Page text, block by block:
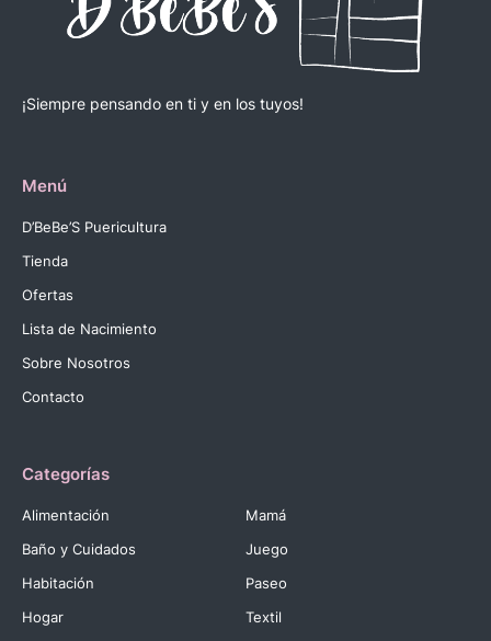
¡Siempre pensando en ti y en los tuyos!
Menú
D’BeBe’S Puericultura
Tienda
Ofertas
Lista de Nacimiento
Sobre Nosotros
Contacto
Categorías
Alimentación
Baño y Cuidados
Habitación
Hogar
Mamá
Juego
Paseo
Textil